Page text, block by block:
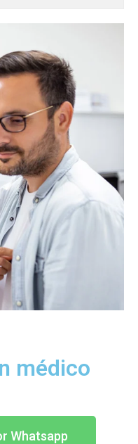
médico
Whatsapp